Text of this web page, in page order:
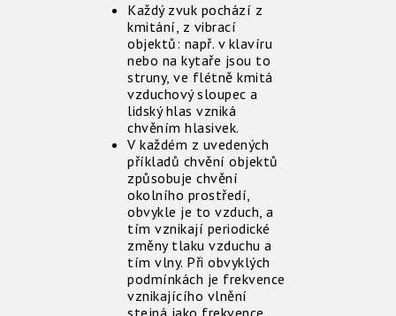
Každý zvuk pochází z
kmitání, z vibrací
objektů: např. v klavíru
nebo na kytaře jsou to
struny, ve flétně kmitá
vzduchový sloupec a
lidský hlas vzniká
chvěním hlasivek.
V každém z uvedených
příkladů chvění objektů
způsobuje chvění
okolního prostředí,
obvykle je to vzduch, a
tím vznikají periodické
změny tlaku vzduchu a
tím vlny. Při obvyklých
podmínkách je frekvence
vznikajícího vlnění
stejná jako frekvence